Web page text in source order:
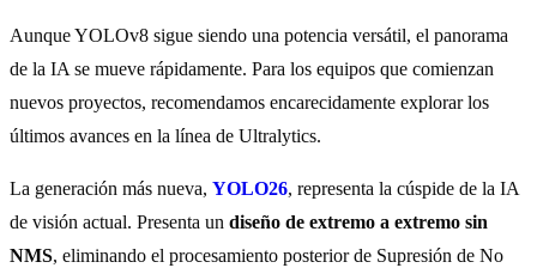
Aunque YOLOv8 sigue siendo una potencia versátil, el panorama
de la IA se mueve rápidamente. Para los equipos que comienzan
nuevos proyectos, recomendamos encarecidamente explorar los
últimos avances en la línea de Ultralytics.
La generación más nueva, YOLO26, representa la cúspide de la IA
de visión actual. Presenta un diseño de extremo a extremo sin
NMS, eliminando el procesamiento posterior de Supresión de No